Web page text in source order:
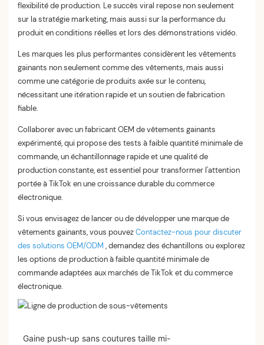
flexibilité de production. Le succès viral repose non seulement
sur la stratégie marketing, mais aussi sur la performance du
produit en conditions réelles et lors des démonstrations vidéo.
Les marques les plus performantes considèrent les vêtements
gainants non seulement comme des vêtements, mais aussi
comme une catégorie de produits axée sur le contenu,
nécessitant une itération rapide et un soutien de fabrication
fiable.
Collaborer avec un fabricant OEM de vêtements gainants
expérimenté, qui propose des tests à faible quantité minimale de
commande, un échantillonnage rapide et une qualité de
production constante, est essentiel pour transformer l'attention
portée à TikTok en une croissance durable du commerce
électronique.
Si vous envisagez de lancer ou de développer une marque de
vêtements gainants, vous pouvezContactez-nous pour discuter
des solutions OEM/ODM , demandez des échantillons ou explorez
les options de production à faible quantité minimale de
commande adaptées aux marchés de TikTok et du commerce
électronique.
Gaine push-up sans coutures taille mi-